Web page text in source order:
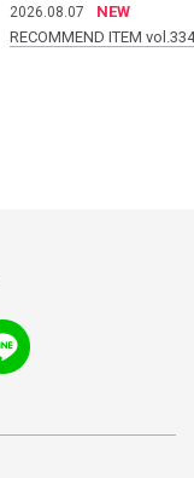
2026.08.07
NEW
RECOMMEND ITEM vol.334